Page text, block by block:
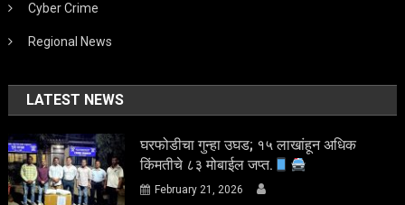
Cyber Crime
Regional News
LATEST NEWS
घरफोडीचा गुन्हा उघड; १५ लाखांहून अधिक
किंमतीचे ८३ मोबाईल जप्त.
February 21, 2026